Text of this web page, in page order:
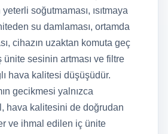
soğutmaması, ısıtmaya
su damlaması, ortamda
cihazın uzaktan komuta geç
ünite sesinin artması ve filtre
hava kalitesi düşüşüdür.
gecikmesi yalnızca
hava kalitesini de doğrudan
ve ihmal edilen iç ünite